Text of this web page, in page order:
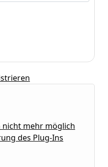
nicht mehr möglich
des Plug-Ins